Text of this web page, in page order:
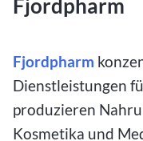
Fjordpharm
Fjordpharm
Dienstleistungen
produzieren
Kosmetika und